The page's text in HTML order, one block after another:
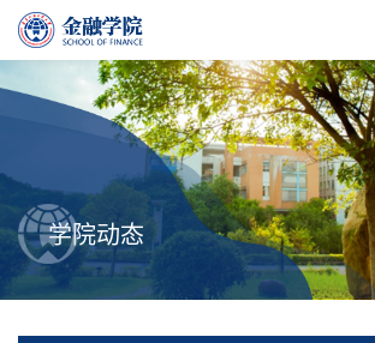
学院动态